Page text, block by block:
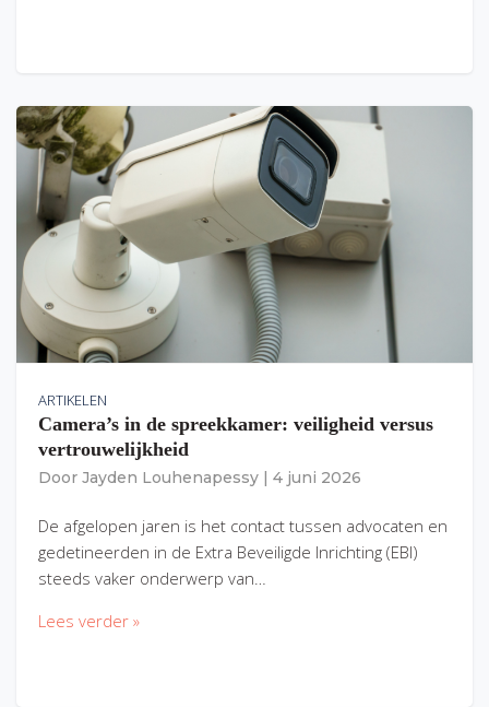
ARTIKELEN
Camera’s in de spreekkamer: veiligheid versus
vertrouwelijkheid
Door Jayden Louhenapessy 4 juni 2026
De afgelopen jaren is het contact tussen advocaten en
gedetineerden in de Extra Beveiligde Inrichting (EBI)
steeds vaker onderwerp van…
Lees verder »